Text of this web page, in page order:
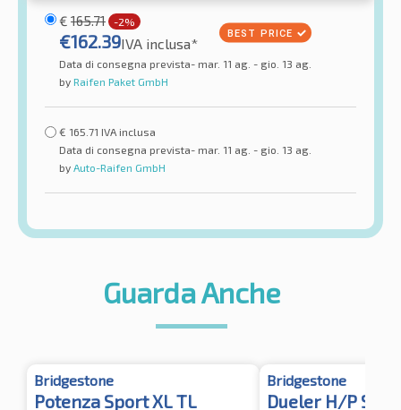
€ 165.71 -2%
€162.39IVA inclusa*
Data di consegna prevista- mar. 11 ag. - gio. 13 ag.
by Raifen Paket GmbH
€ 165.71 IVA inclusa
Data di consegna prevista- mar. 11 ag. - gio. 13 ag.
by Auto-Raifen GmbH
Guarda Anche
Bridgestone
Potenza Sport XL TL
Bridgestone
Dueler H/P